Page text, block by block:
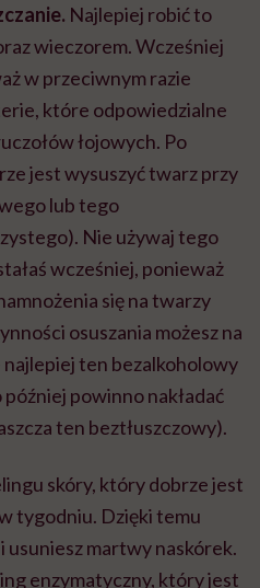
Najlepiej robić to
wieczorem. Wcześniej
w przeciwnym razie
które odpowiedzialne
łojowych. Po
jest wysuszyć twarz przy
lub tego
Nie używaj tego
wcześniej, ponieważ
się na twarzy
osuszania możesz na
ten bezalkoholowy
powinno nakładać
ten beztłuszczowy).
skóry, który dobrze jest
tygodniu. Dzięki temu
usuniesz martwy naskórek.
enzymatyczny, który jest